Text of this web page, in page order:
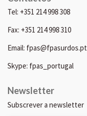
Tel: +351 214 998 308
Fax: +351 214 998 310
Email: fpas@fpasurdos.pt
Skype: fpas_portugal
Newsletter
Subscrever a newsletter